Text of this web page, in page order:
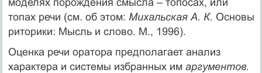
топах речи (см. об этом: Михальская А. К. Основы
риторики: Мысль и слово. М., 1996).
Оценка речи оратора предполагает анализ
характера и системы избранных им аргументов.